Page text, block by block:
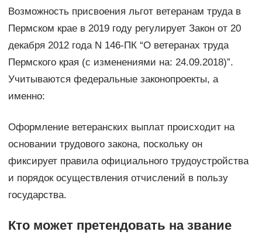
Возможность присвоения льгот ветеранам труда в
Пермском крае в 2019 году регулирует Закон от 20
декабря 2012 года N 146-ПК “О ветеранах труда
Пермского края (с изменениями на: 24.09.2018)”.
Учитываются федеральные законопроекты, а
именно:
Оформление ветеранских выплат происходит на
основании трудового закона, поскольку он
фиксирует правила официального трудоустройства
и порядок осуществления отчислений в пользу
государства.
Кто может претендовать на звание